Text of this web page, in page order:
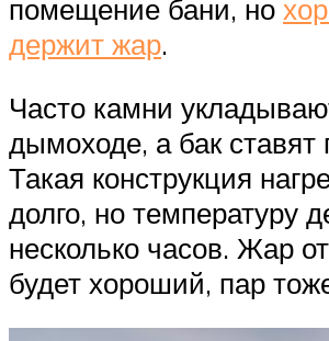
помещение бани, но
держит жар.
Часто камни
дымоходе, а бак ставят
Такая конструкция
долго, но температуру
несколько часов. Жар
будет хороший, пар